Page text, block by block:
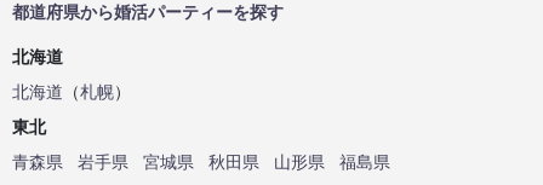
都道府県から婚活パーティーを探す
北海道
北海道 （札幌）
東北
青森県
岩手県 宮城県 秋田県 山形県
福島県